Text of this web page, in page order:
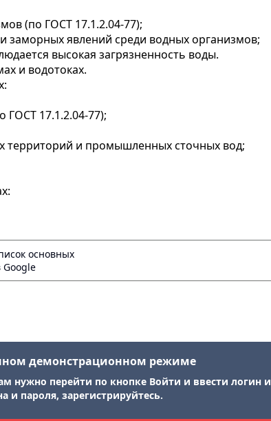
(по ГОСТ 17.1.2.04-77);
явлений среди водных организмов;
высокая загрязненность воды.
и водотоках.
ГОСТ 17.1.2.04-77);
территорий и промышленных сточных вод;
основных
Google
демонстрационном режиме
нужно перейти по кнопке Войти и ввести логин и
и пароля, зарегистрируйтесь.